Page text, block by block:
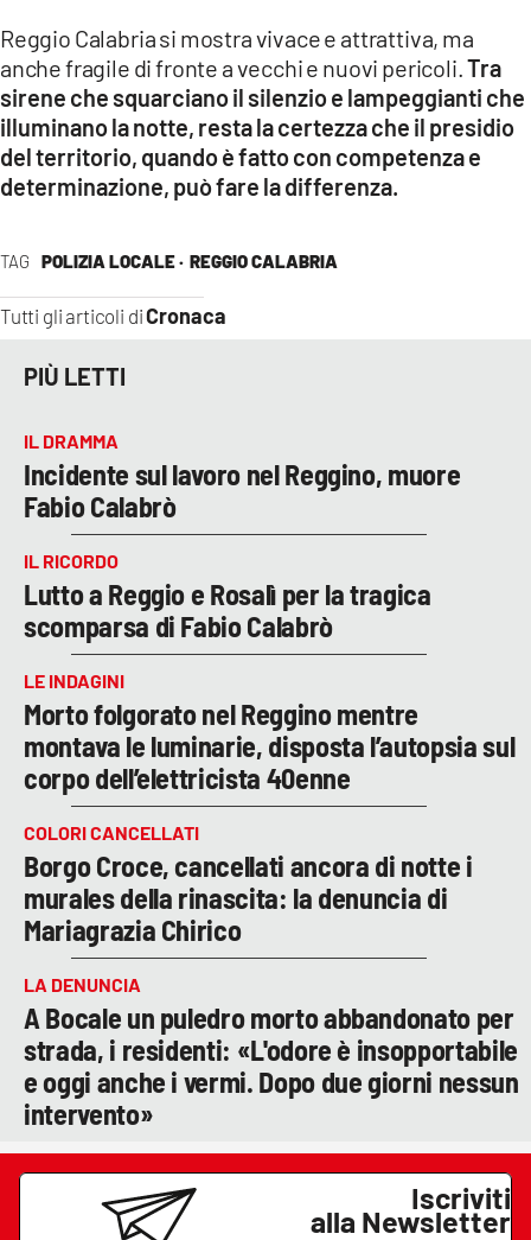
TAG POLIZIA LOCALE · REGGIO CALABRIA
Tutti gli articoli diCronaca
Reggio Calabria si mostra vivace e attrattiva, ma
anche fragile di fronte a vecchi e nuovi pericoli.Tra
sirene che squarciano il silenzio e lampeggianti che
illuminano la notte, resta la certezza che il presidio
del territorio, quando è fatto con competenza e
determinazione, può fare la differenza.
PIÙ LETTI
IL DRAMMA
Incidente sul lavoro nel Reggino, muore
Fabio Calabrò
IL RICORDO
Lutto a Reggio e Rosalì per la tragica
scomparsa di Fabio Calabrò
LE INDAGINI
Morto folgorato nel Reggino mentre
montava le luminarie, disposta l’autopsia sul
corpo dell’elettricista 40enne
COLORI CANCELLATI
Borgo Croce, cancellati ancora di notte i
murales della rinascita: la denuncia di
Mariagrazia Chirico
LA DENUNCIA
A Bocale un puledro morto abbandonato per
strada, i residenti: «L'odore è insopportabile
e oggi anche i vermi. Dopo due giorni nessun
intervento»
Iscriviti
alla Newsletter